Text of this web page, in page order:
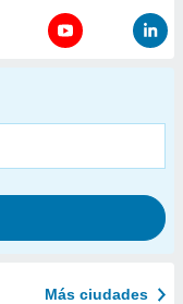
Más ciudades